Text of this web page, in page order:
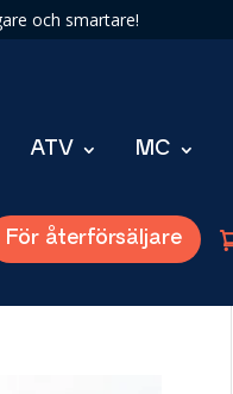
och smartare!
ATV MC
För återförsäljare